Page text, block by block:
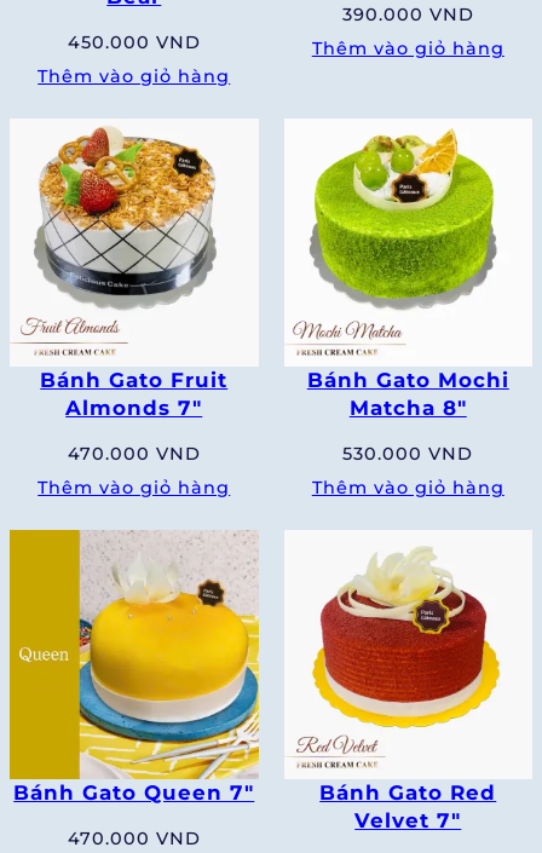
450.000 VND
Thêm vào giỏ hàng
390.000 VND
Thêm vào giỏ hàng
Bánh Gato Fruit
Almonds 7″
470.000 VND
Thêm vào giỏ hàng
Bánh Gato Mochi
Matcha 8″
530.000VND
Thêm vào giỏ hàng
Bánh Gato Queen 7″
470.000 VND
Bánh Gato Red
Velvet 7″